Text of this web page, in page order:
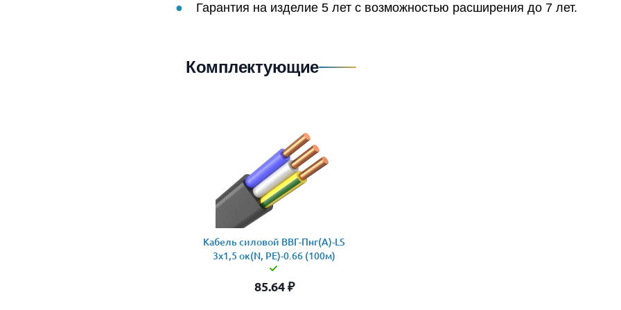
Гарантия на изделие 5 лет с возможностью расширения до 7 лет.
Комплектующие
Кабель силовой ВВГ-Пнг(А)-LS
3x1,5 ок(N, PE)-0.66 (100м)
85.64₽